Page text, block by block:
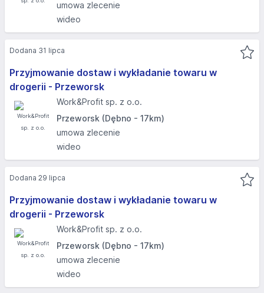
umowa zlecenie
wideo
Przyjmowanie dostaw i wykładanie towaru w
drogerii - Przeworsk
Work&Profit sp. z o.o.
Przeworsk (Dębno - 17km)
umowa zlecenie
wideo
Dodana 31 lipca
Przyjmowanie dostaw i wykładanie towaru w
drogerii - Przeworsk
Work&Profit sp. z o.o.
Przeworsk (Dębno - 17km)
umowa zlecenie
wideo
Dodana 29 lipca